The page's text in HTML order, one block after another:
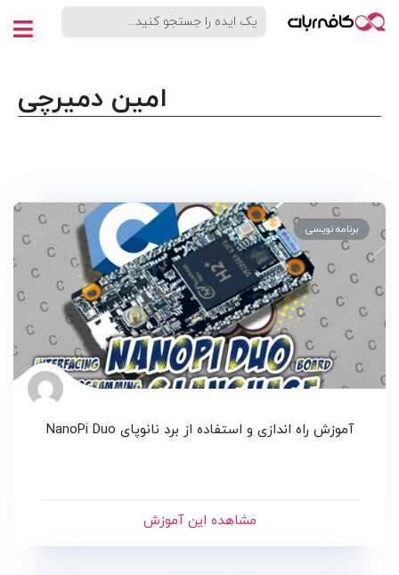
امین دمیرچی
برنامه نویسی
آموزش راه اندازی و استفاده از برد نانوپای NanoPi Duo
مشاهده این آموزش